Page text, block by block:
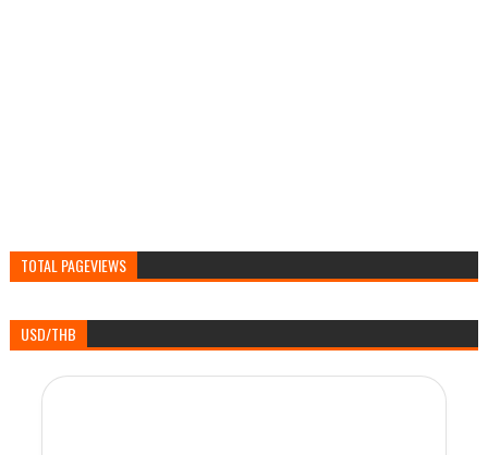
TOTAL PAGEVIEWS
USD/THB